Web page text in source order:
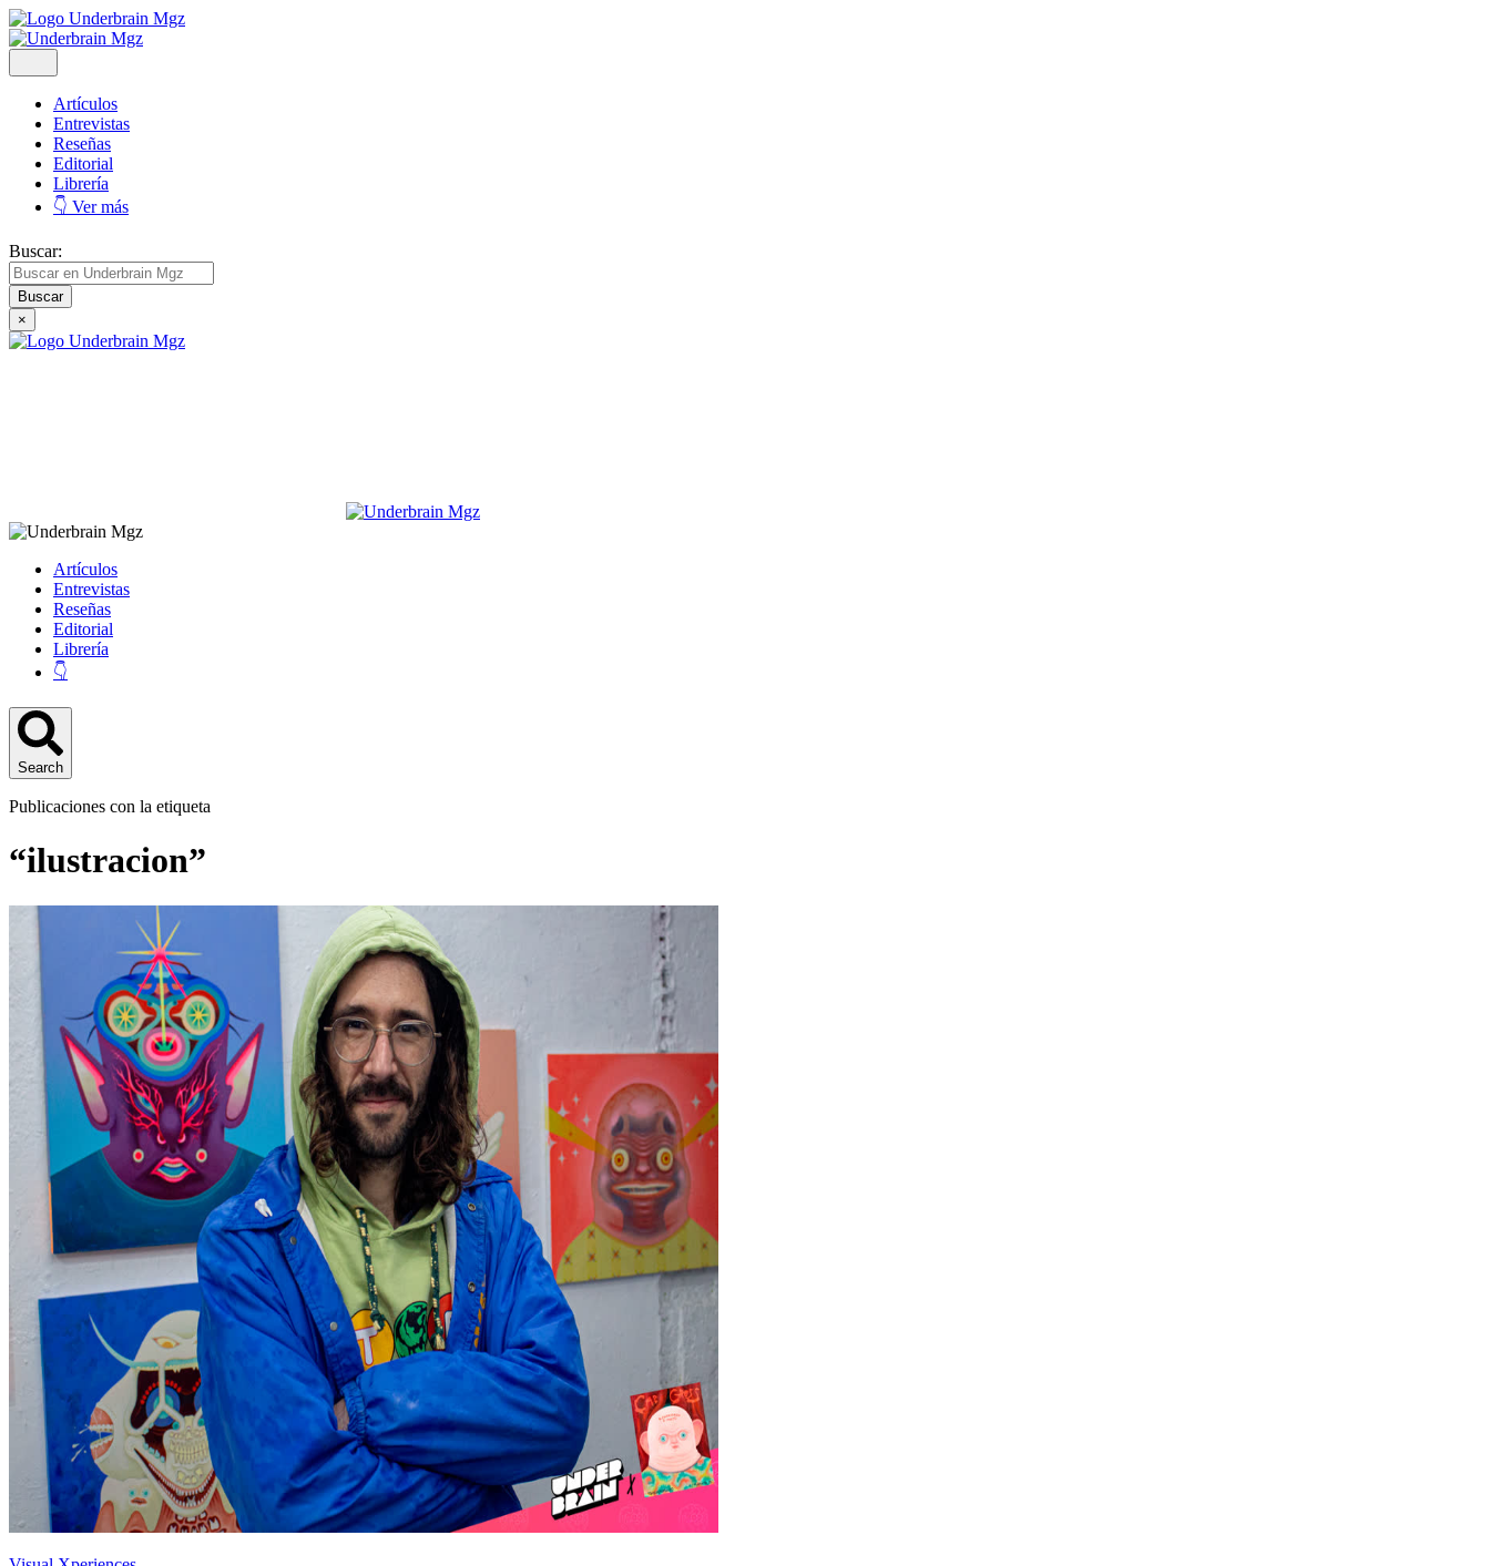
Artículos
Entrevistas
Reseñas
Editorial
Librería
👇 Ver más
Buscar:
×
Artículos
Entrevistas
Reseñas
Editorial
Librería
👇
Search
Publicaciones con la etiqueta
“ilustracion”